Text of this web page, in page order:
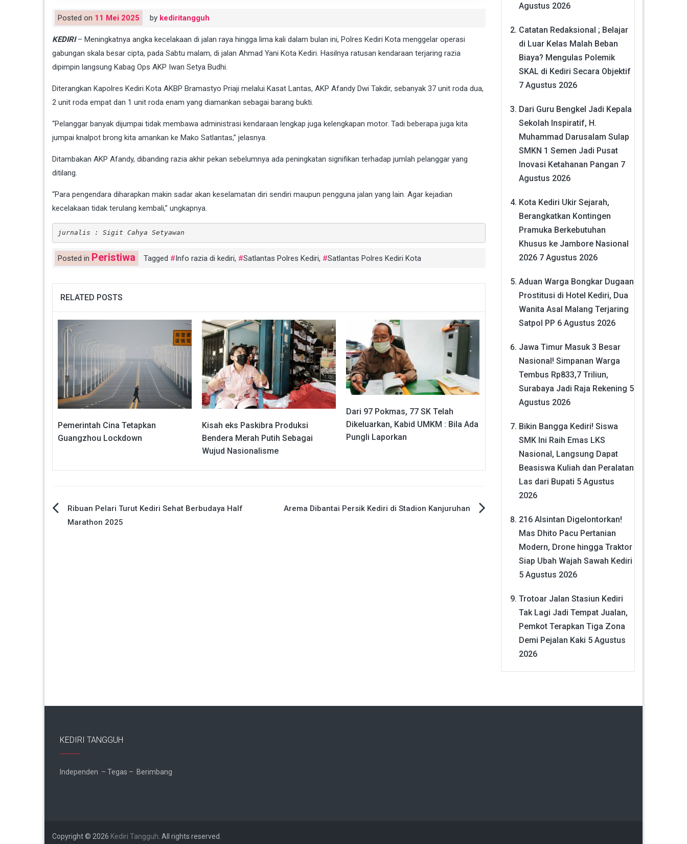
Posted on 11 Mei 2025 by kediritangguh
KEDIRI – Meningkatnya angka kecelakaan di jalan raya hingga lima kali dalam bulan ini, Polres Kediri Kota menggelar operasi
gabungan skala besar cipta, pada Sabtu malam, di jalan Ahmad Yani Kota Kediri. Hasilnya ratusan kendaraan terjaring razia
dipimpin langsung Kabag Ops AKP Iwan Setya Budhi.
Diterangkan Kapolres Kediri Kota AKBP Bramastyo Priaji melalui Kasat Lantas, AKP Afandy Dwi Takdir, sebanyak 37 unit roda dua,
2 unit roda empat dan 1 unit roda enam yang diamankan sebagai barang bukti.
“Pelanggar banyak dijumpai tidak membawa administrasi kendaraan lengkap juga kelengkapan motor. Tadi beberapa juga kita
jumpai knalpot brong kita amankan ke Mako Satlantas,” jelasnya.
Ditambakan AKP Afandy, dibanding razia akhir pekan sebelumnya ada peningkatan signifikan terhadap jumlah pelanggar yang
ditilang.
“Para pengendara diharapkan makin sadar akan keselamatan diri sendiri maupun pengguna jalan yang lain. Agar kejadian
kecelakaan tidak terulang kembali,” ungkapnya.
jurnalis : Sigit Cahya Setyawan
Posted in Peristiwa Tagged Info razia di kediri, Satlantas Polres Kediri, Satlantas Polres Kediri Kota
RELATED POSTS
Pemerintah Cina Tetapkan
Guangzhou Lockdown
Kisah eks Paskibra Produksi
Bendera Merah Putih Sebagai
Wujud Nasionalisme
Dari 97 Pokmas, 77 SK Telah
Dikeluarkan, Kabid UMKM : Bila Ada
Pungli Laporkan
Navigasi
Ribuan Pelari Turut Kediri Sehat Berbudaya Half
Marathon 2025
Arema Dibantai Persik Kediri di Stadion Kanjuruhan
Agustus 2026
Catatan Redaksional ; Belajar
di Luar Kelas Malah Beban
Biaya? Mengulas Polemik
SKAL di Kediri Secara Objektif
7 Agustus 2026
Dari Guru Bengkel Jadi Kepala
Sekolah Inspiratif, H.
Muhammad Darusalam Sulap
SMKN 1 Semen Jadi Pusat
Inovasi Ketahanan Pangan 7
Agustus 2026
Kota Kediri Ukir Sejarah,
Berangkatkan Kontingen
Pramuka Berkebutuhan
Khusus ke Jambore Nasional
2026 7 Agustus 2026
Aduan Warga Bongkar Dugaan
Prostitusi di Hotel Kediri, Dua
Wanita Asal Malang Terjaring
Satpol PP 6 Agustus 2026
Jawa Timur Masuk 3 Besar
Nasional! Simpanan Warga
Tembus Rp833,7 Triliun,
Surabaya Jadi Raja Rekening 5
Agustus 2026
Bikin Bangga Kediri! Siswa
SMK Ini Raih Emas LKS
Nasional, Langsung Dapat
Beasiswa Kuliah dan Peralatan
Las dari Bupati 5 Agustus
2026
216 Alsintan Digelontorkan!
Mas Dhito Pacu Pertanian
Modern, Drone hingga Traktor
Siap Ubah Wajah Sawah Kediri
5 Agustus 2026
Trotoar Jalan Stasiun Kediri
Tak Lagi Jadi Tempat Jualan,
Pemkot Terapkan Tiga Zona
Demi Pejalan Kaki 5 Agustus
2026
KEDIRI TANGGUH
Independen – Tegas – Berimbang
Copyright © 2026 Kediri Tangguh . All rights reserved.